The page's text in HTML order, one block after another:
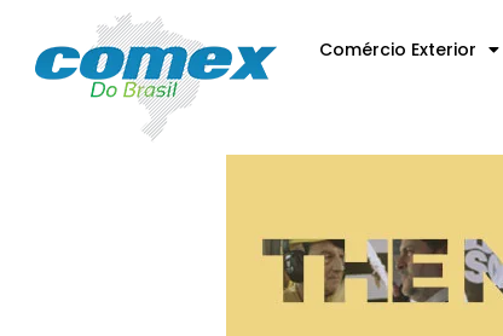
Comércio Exterior